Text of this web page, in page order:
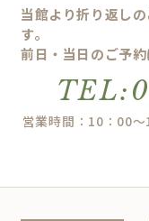
当館より折り返し
す。
前日・当日のご予
営業時間：10：00